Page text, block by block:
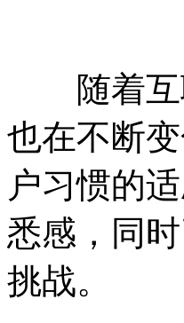
随着互
也在不断
户习惯的
悉感，同
挑战。